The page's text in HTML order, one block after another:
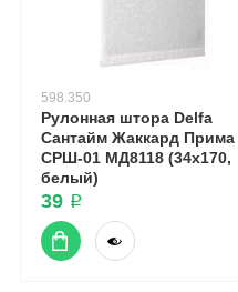
598.350
Рулонная штора Delfa
Сантайм Жаккард Прима
СРШ-01 МД8118 (34x170,
белый)
39 ₽